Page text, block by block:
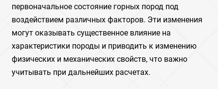
первоначальное состояние горных пород под
воздействием различных факторов. Эти изменения
могут оказывать существенное влияние на
характеристики породы и приводить к изменению
физических и механических свойств, что важно
учитывать при дальнейших расчетах.